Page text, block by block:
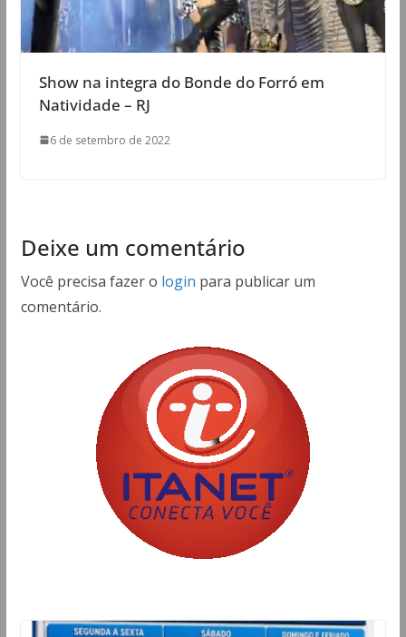
Show na integra do Bonde do Forró em
Natividade – RJ
6 de setembro de 2022
Deixe um comentário
Você precisa fazer o login para publicar um
comentário.